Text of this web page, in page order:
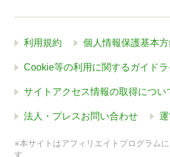
利用規約 個人情報保護基本
Cookie等の利用に関するガイドラ
サイトアクセス情報の取得につい
法人・プレスお問い合わせ
※本サイトはアフィリエイトプログラム
す